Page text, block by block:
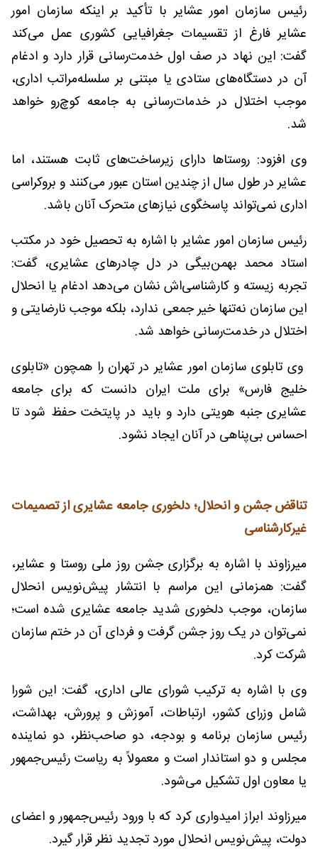
رئیس سازمان امور عشایر با تأکید بر اینکه سازمان امور
عشایر فارغ از تقسیمات جغرافیایی کشوری عمل می‌کند
گفت: این نهاد در صف اول خدمت‌رسانی قرار دارد و ادغام
آن در دستگاه‌های ستادی یا مبتنی بر سلسله‌مراتب اداری،
موجب اختلال در خدمات‌رسانی به جامعه کوچ‌رو خواهد
شد.
وی افزود: روستاها دارای زیرساخت‌های ثابت هستند، اما
عشایر در طول سال از چندین استان عبور می‌کنند و بروکراسی
اداری نمی‌تواند پاسخگوی نیازهای متحرک آنان باشد.
رئیس سازمان امور عشایر با اشاره به تحصیل خود در مکتب
استاد محمد بهمن‌بیگی در دل چادرهای عشایری، گفت:
تجربه زیسته و کارشناسی‌اش نشان می‌دهد ادغام یا انحلال
این سازمان نه‌تنها خیر جمعی ندارد، بلکه موجب نارضایتی و
اختلال در خدمت‌رسانی خواهد شد.
وی تابلوی سازمان امور عشایر در تهران را همچون «تابلوی
خلیج فارس» برای ملت ایران دانست که برای جامعه
عشایری جنبه هویتی دارد و باید در پایتخت حفظ شود تا
احساس بی‌پناهی در آنان ایجاد نشود.
تناقض جشن و انحلال؛ دلخوری جامعه عشایری از تصمیمات
غیرکارشناسی
میرزاوند با اشاره به برگزاری جشن روز ملی روستا و عشایر،
گفت: همزمانی این مراسم با انتشار پیش‌نویس انحلال
سازمان، موجب دلخوری شدید جامعه عشایری شده است؛
نمی‌توان در یک روز جشن گرفت و فردای آن در ختم سازمان
شرکت کرد.
وی با اشاره به ترکیب شورای عالی اداری، گفت: این شورا
شامل وزرای کشور، ارتباطات، آموزش و پرورش، بهداشت،
رئیس سازمان برنامه و بودجه، دو صاحب‌نظر، دو نماینده
مجلس و دو استاندار است و معمولاً به ریاست رئیس‌جمهور
یا معاون اول تشکیل می‌شود.
میرزاوند ابراز امیدواری کرد که با ورود رئیس‌جمهور و اعضای
دولت، پیش‌نویس انحلال مورد تجدید نظر قرار گیرد.